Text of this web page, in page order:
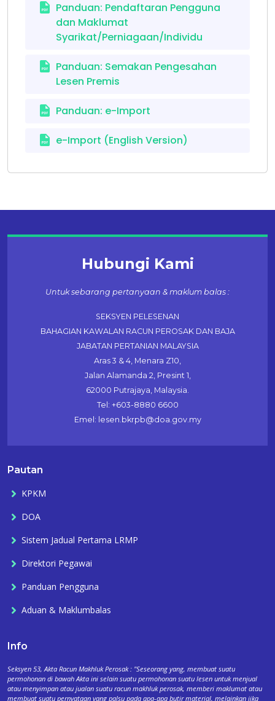
Panduan: Pendaftaran Pengguna
dan Maklumat
Syarikat/Perniagaan/Individu
Panduan: Semakan Pengesahan
Lesen Premis
Panduan: e-Import
e-Import (English Version)
Hubungi Kami
Untuk sebarang pertanyaan & maklum balas :
SEKSYEN PELESENAN
BAHAGIAN KAWALAN RACUN PEROSAK DAN BAJA
JABATAN PERTANIAN MALAYSIA
Aras 3 & 4, Menara Z10,
Jalan Alamanda 2, Presint 1,
62000 Putrajaya, Malaysia.
Tel: +603-8880 6600
Emel: lesen.bkrpb@doa.gov.my
Pautan
KPKM
DOA
Sistem Jadual Pertama LRMP
Direktori Pegawai
Panduan Pengguna
Aduan & Maklumbalas
Info
Seksyen 53, Akta Racun Makhluk Perosak : "Seseorang yang, membuat suatu
permohonan di bawah Akta ini selain suatu permohonan suatu lesen untuk menjual
atau menyimpan atau jualan suatu racun makhluk perosak, memberi maklumat atau
membuat suatu pernyataan yang palsu pada apa-apa butir material, melainkan jika